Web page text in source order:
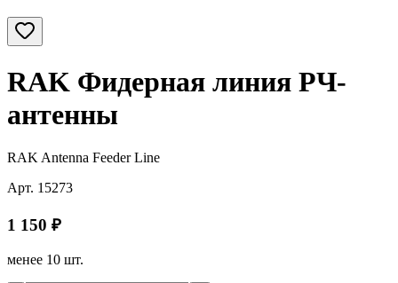
RAK Фидерная линия РЧ-
антенны
RAK Antenna Feeder Line
Арт. 15273
1 150 ₽
менее 10 шт.